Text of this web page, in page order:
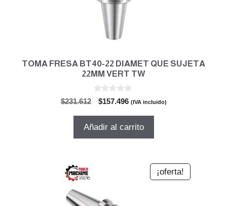
TOMA FRESA BT40-22 DIAMET QUE SUJETA
22MM VERT TW
$231.612
El
original
$157.496El
actual
(IVA incluido)
Añadir al carrito
¡oferta!